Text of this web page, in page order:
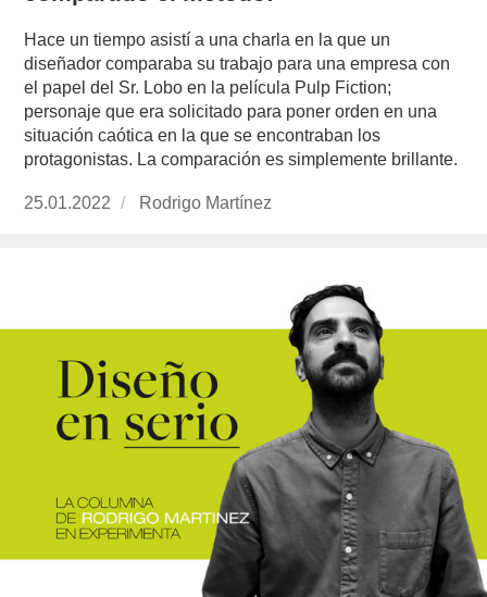
Hace un tiempo asistí a una charla en la que un
diseñador comparaba su trabajo para una empresa con
el papel del Sr. Lobo en la película Pulp Fiction;
personaje que era solicitado para poner orden en una
situación caótica en la que se encontraban los
protagonistas. La comparación es simplemente brillante.
Publicado
25.01.2022
https://www.experimenta.es/author/rodrigo-
Rodrigo Martínez